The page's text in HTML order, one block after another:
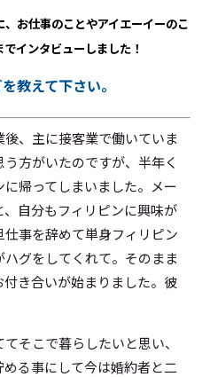
お仕事のことやアイエーイーのこ
インタビューしました！
教えて下さい。
、主に接客業で働いていま
方がいたのですが、半年く
帰ってしまいました。メー
自分もフィリピンに興味が
事を辞めて単身フィリピン
グをしてくれて。そのまま
き合いが始まりました。彼
そこで暮らしたいと思い、
る事にして今は婚約者と二